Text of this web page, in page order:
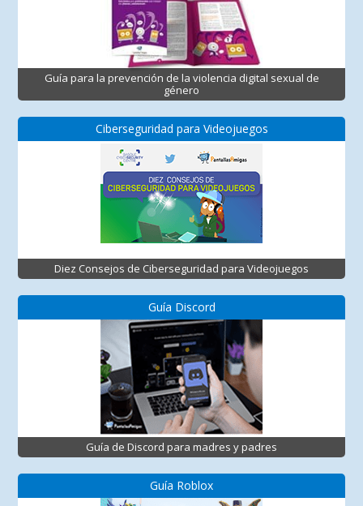
Guía para la prevención de la violencia digital sexual de
género
Ciberseguridad para Videojuegos
Diez Consejos de Ciberseguridad para Videojuegos
Guía Discord
Guía de Discord para madres y padres
Guía Roblox